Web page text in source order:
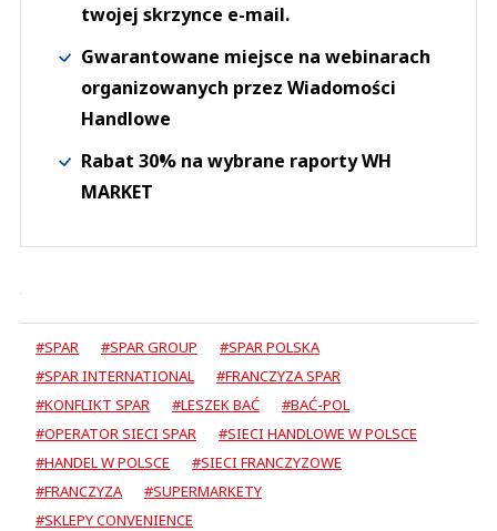
twojej skrzynce e-mail.
Gwarantowane miejsce na webinarach
organizowanych przez Wiadomości
Handlowe
Rabat 30% na wybrane raporty WH
MARKET
#SPAR #SPAR GROUP
#SPAR POLSKA
#SPAR INTERNATIONAL
#FRANCZYZA SPAR
#KONFLIKT SPAR
#LESZEK BAĆ
#BAĆ-POL
#OPERATOR SIECI SPAR
#SIECI HANDLOWE W POLSCE
#HANDEL W POLSCE
#SIECI FRANCZYZOWE
#FRANCZYZA
#SUPERMARKETY
#SKLEPY CONVENIENCE